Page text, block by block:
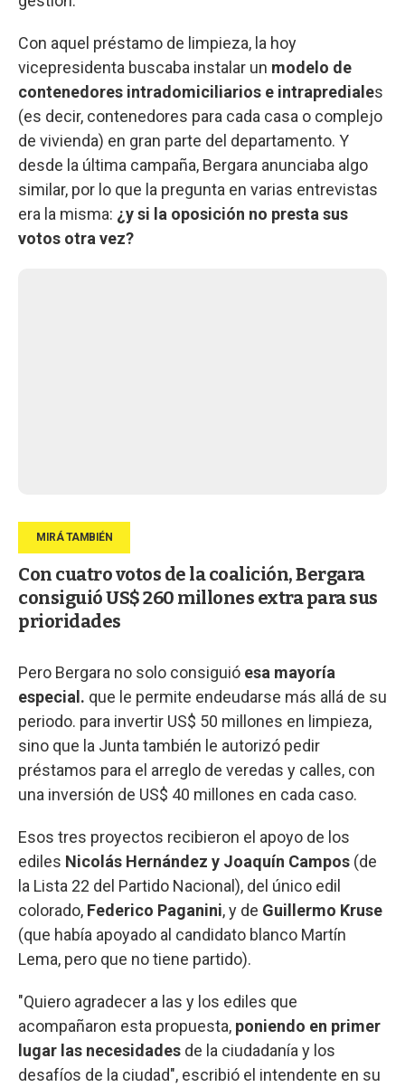
Con aquel préstamo de limpieza, la hoy
vicepresidenta buscaba instalar un modelo de
contenedores intradomiciliarios e intraprediales
(es decir, contenedores para cada casa o complejo
de vivienda) en gran parte del departamento. Y
desde la última campaña, Bergara anunciaba algo
similar, por lo que la pregunta en varias entrevistas
era la misma: ¿y si la oposición no presta sus
votos otra vez?
Con cuatro votos de la coalición, Bergara
consiguió US$ 260 millones extra para sus
prioridades
Pero Bergara no solo consiguió esa mayoría
especial. que le permite endeudarse más allá de su
periodo. para invertir US$ 50 millones en limpieza,
sino que la Junta también le autorizó pedir
préstamos para el arreglo de veredas y calles, con
una inversión de US$ 40 millones en cada caso.
Esos tres proyectos recibieron el apoyo de los
ediles Nicolás Hernández y Joaquín Campos (de
la Lista 22 del Partido Nacional), del único edil
colorado, Federico Paganini, y de Guillermo Kruse
(que había apoyado al candidato blanco Martín
Lema, pero que no tiene partido).
"Quiero agradecer a las y los ediles que
acompañaron esta propuesta, poniendo en primer
lugar las necesidades de la ciudadanía y los
desafíos de la ciudad", escribió el intendente en su